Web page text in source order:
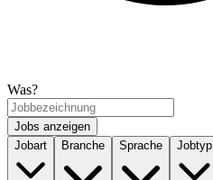
Was?
Jobs anzeigen
Jobart
Branche Sprache Jobtyp